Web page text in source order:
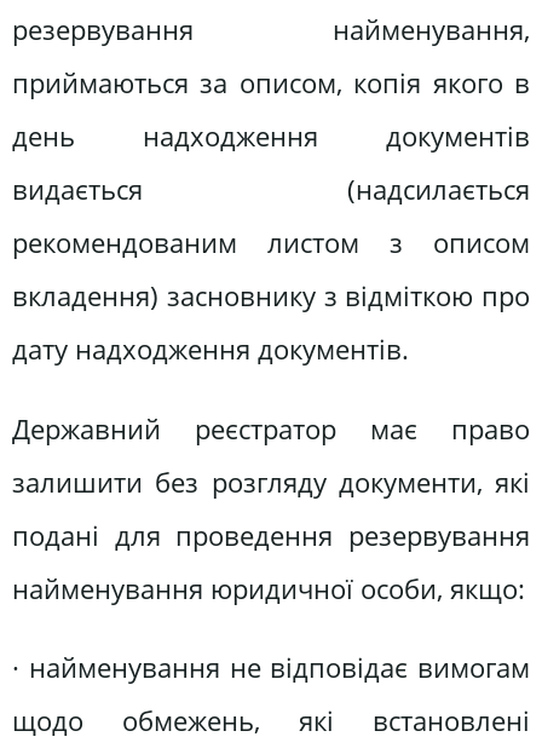
резервування найменування,
приймаються за описом, копія якого в
день надходження документів
видається (надсилається
рекомендованим листом з описом
вкладення) засновнику з відміткою про
дату надходження документів.
Державний реєстратор має право
залишити без розгляду документи, які
подані для проведення резервування
найменування юридичної особи, якщо:
· найменування не відповідає вимогам
щодо обмежень, які встановлені